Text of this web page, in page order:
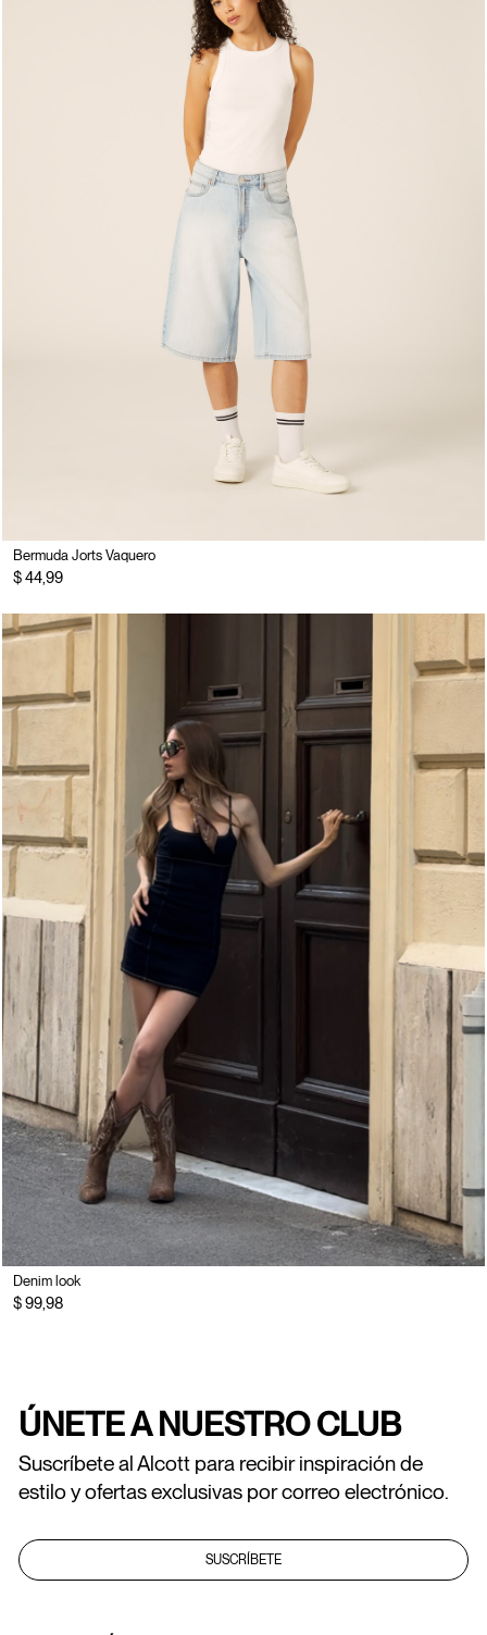
Bermuda Jorts Vaquero
$ 44,99
Denim look
$ 99,98
ÚNETE A NUESTRO CLUB
Suscríbete al Alcott para recibir inspiración de
estilo y ofertas exclusivas por correo electrónico.
SUSCRÍBETE